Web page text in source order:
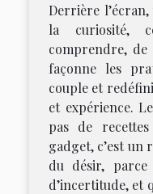
Derrière
la curiosité,
comprendre,
façonne les
couple et
et expérience.
pas de
gadget, c’est un
du désir,
d’incertitude, et